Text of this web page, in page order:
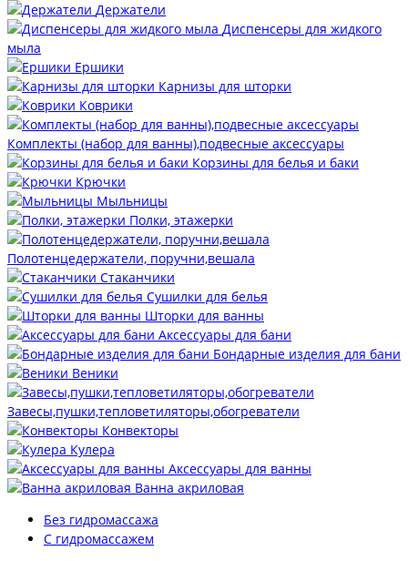
Держатели
Диспенсеры для жидкого
мыла
Ершики
Карнизы для шторки
Коврики
Комплекты (набор для ванны),подвесные аксессуары
Корзины для белья и баки
Крючки
Мыльницы
Полки, этажерки
Полотенцедержатели, поручни,вешала
Стаканчики
Сушилки для белья
Шторки для ванны
Аксессуары для бани
Бондарные изделия для бани
Веники
Завесы,пушки,тепловетиляторы,обогреватели
Конвекторы
Кулера
Аксессуары для ванны
Ванна акриловая
Без гидромассажа
С гидромассажем